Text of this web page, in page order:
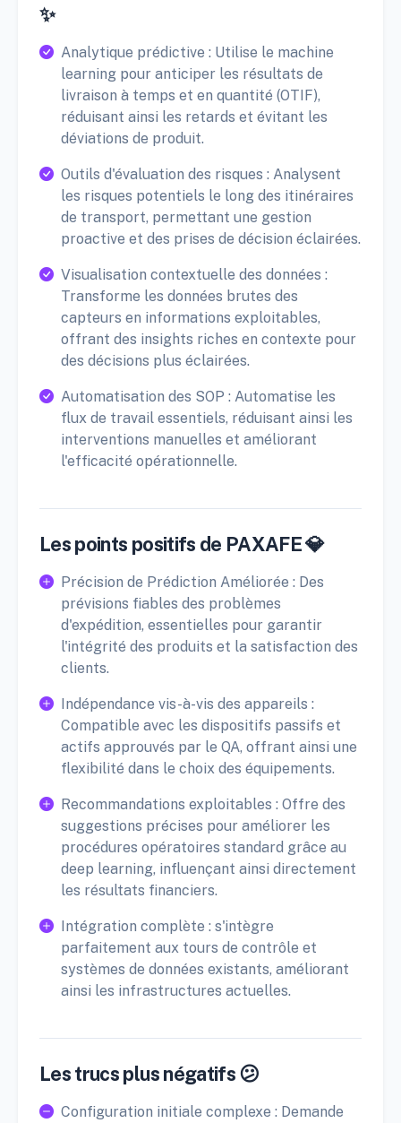
✨
Analytique prédictive : Utilise le machine
learning pour anticiper les résultats de
livraison à temps et en quantité (OTIF),
réduisant ainsi les retards et évitant les
déviations de produit.
Outils d'évaluation des risques : Analysent
les risques potentiels le long des itinéraires
de transport, permettant une gestion
proactive et des prises de décision éclairées.
Visualisation contextuelle des données :
Transforme les données brutes des
capteurs en informations exploitables,
offrant des insights riches en contexte pour
des décisions plus éclairées.
Automatisation des SOP : Automatise les
flux de travail essentiels, réduisant ainsi les
interventions manuelles et améliorant
l'efficacité opérationnelle.
Les points positifs de PAXAFE 💎
Précision de Prédiction Améliorée : Des
prévisions fiables des problèmes
d'expédition, essentielles pour garantir
l'intégrité des produits et la satisfaction des
clients.
Indépendance vis-à-vis des appareils :
Compatible avec les dispositifs passifs et
actifs approuvés par le QA, offrant ainsi une
flexibilité dans le choix des équipements.
Recommandations exploitables : Offre des
suggestions précises pour améliorer les
procédures opératoires standard grâce au
deep learning, influençant ainsi directement
les résultats financiers.
Intégration complète : s'intègre
parfaitement aux tours de contrôle et
systèmes de données existants, améliorant
ainsi les infrastructures actuelles.
Les trucs plus négatifs 😕
Configuration initiale complexe : Demande